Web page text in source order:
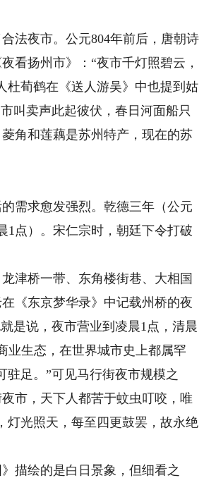
法夜市。公元804年前后，唐朝诗
看扬州市》：“夜市千灯照碧云，
杜荀鹤在《送人游吴》中也提到姑
叫卖声此起彼伏，春日河面船只
角和莲藕是苏州特产，现在的苏
需求愈发强烈。乾德三年（公元
1点）。宋仁宗时，朝廷下令打破
津桥一带、东角楼街巷、大相国
《东京梦华录》中记载州桥的夜
是说，夜市营业到凌晨1点，清晨
生态，在世界城市史上都属罕
驻足。”可见马行街夜市规模之
市，天下人都苦于蚊虫叮咬，唯
光照天，每至四更鼓罢，故永绝
描绘的是白日景象，但细看之